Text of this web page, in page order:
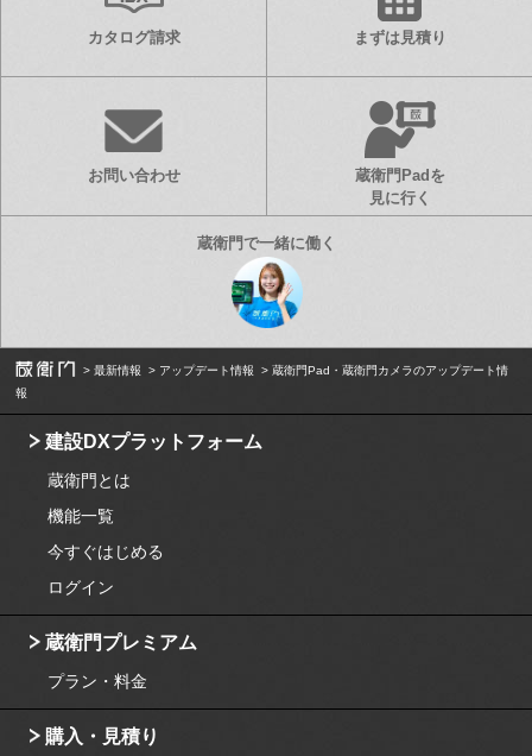
カタログ請求 まずは見積り
お問い合わせ
蔵衛門Padを
見に行く
最新情報 アップデート情報
蔵衛門Pad・蔵衛門カメラのアップデート情
報
建設DXプラットフォーム
蔵衛門とは
機能一覧
今すぐはじめる
ログイン
蔵衛門プレミアム
プラン・料金
購入・見積り